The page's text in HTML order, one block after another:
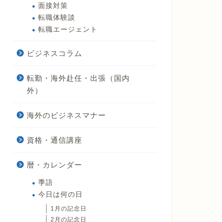
面接対策
転職体験談
転職エージェント
ビジネスコラム
転勤・海外赴任・出張（国内
外）
海外のビジネスマナー
資格・通信講座
暦・カレンダー
季語
今日は何の日
1月の記念日
2月の記念日